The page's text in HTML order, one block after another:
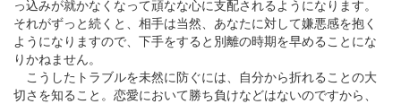
っ込みが就かなくなって頑なな心に支配されるようになります。
それがずっと続くと、相手は当然、あなたに対して嫌悪感を抱く
ようになりますので、下手をすると別離の時期を早めることにな
りかねません。
こうしたトラブルを未然に防ぐには、自分から折れることの大
切さを知ること。恋愛において勝ち負けなどはないのですから、